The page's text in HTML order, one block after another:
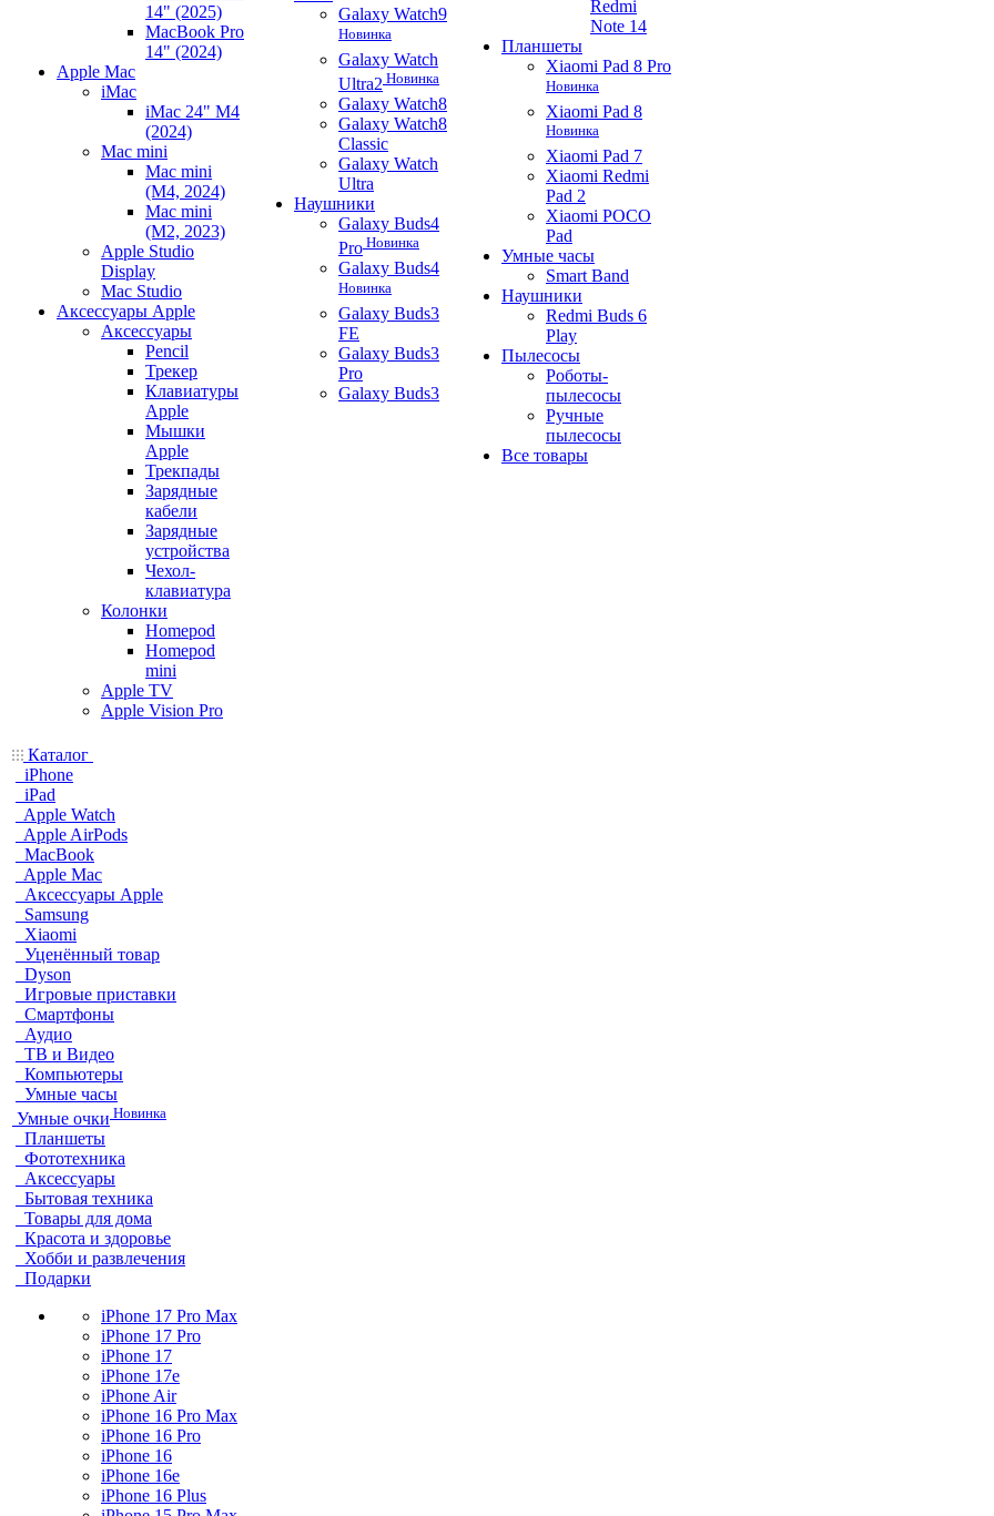
14" (2025)
MacBook Pro
14" (2024)
Apple Mac
iMac
iMac 24" M4
(2024)
Mac mini
Mac mini
(M4, 2024)
Mac mini
(M2, 2023)
Apple Studio
Display
Mac Studio
Аксессуары Apple
Аксессуары
Pencil
Трекер
Клавиатуры
Apple
Мышки
Apple
Трекпады
Зарядные
кабели
Зарядные
устройства
Чехол-
клавиатура
Колонки
Homepod
Homepod
mini
Apple TV
Apple Vision Pro
Galaxy Watch9
Новинка
Galaxy Watch
Ultra2 Новинка
Galaxy Watch8
Galaxy Watch8
Classic
Galaxy Watch
Ultra
Наушники
Galaxy Buds4
Pro Новинка
Galaxy Buds4
Новинка
Galaxy Buds3
FE
Galaxy Buds3
Pro
Galaxy Buds3
Redmi
Note 14
Планшеты
Xiaomi Pad 8 Pro
Новинка
Xiaomi Pad 8
Новинка
Xiaomi Pad 7
Xiaomi Redmi
Pad 2
Xiaomi POCO
Pad
Умные часы
Smart Band
Наушники
Redmi Buds 6
Play
Пылесосы
Роботы-
пылесосы
Ручные
пылесосы
Все товары
Каталог
iPhone
iPad
Apple Watch
Apple AirPods
MacBook
Apple Mac
Аксессуары Apple
Samsung
Xiaomi
Уценённый товар
Dyson
Игровые приставки
Смартфоны
Аудио
ТВ и Видео
Компьютеры
Умные часы
Умные очки Новинка
Планшеты
Фототехника
Аксессуары
Бытовая техника
Товары для дома
Красота и здоровье
Хобби и развлечения
Подарки
iPhone 17 Pro Max
iPhone 17 Pro
iPhone 17
iPhone 17e
iPhone Air
iPhone 16 Pro Max
iPhone 16 Pro
iPhone 16
iPhone 16e
iPhone 16 Plus